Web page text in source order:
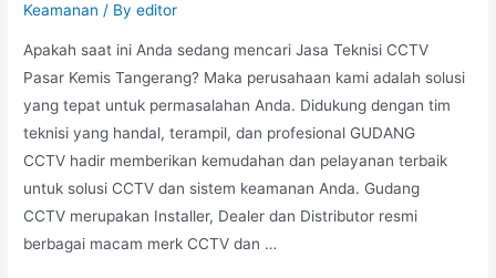
Keamanan / Byeditor
Apakah saat ini Anda sedang mencari Jasa Teknisi CCTV
Pasar Kemis Tangerang? Maka perusahaan kami adalah solusi
yang tepat untuk permasalahan Anda. Didukung dengan tim
teknisi yang handal, terampil, dan profesional GUDANG
CCTV hadir memberikan kemudahan dan pelayanan terbaik
untuk solusi CCTV dan sistem keamanan Anda. Gudang
CCTV merupakan Installer, Dealer dan Distributor resmi
berbagai macam merk CCTV dan …